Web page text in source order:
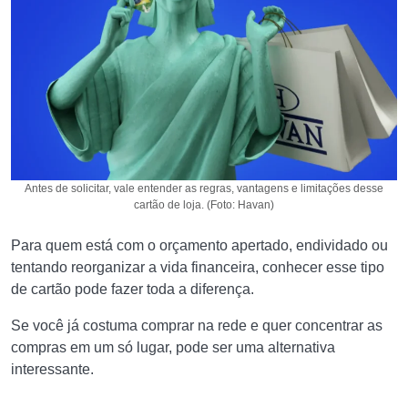
Antes de solicitar, vale entender as regras, vantagens e limitações desse
cartão de loja. (Foto: Havan)
Para quem está com o orçamento apertado, endividado ou
tentando reorganizar a vida financeira, conhecer esse tipo
de cartão pode fazer toda a diferença.
Se você já costuma comprar na rede e quer concentrar as
compras em um só lugar, pode ser uma alternativa
interessante.